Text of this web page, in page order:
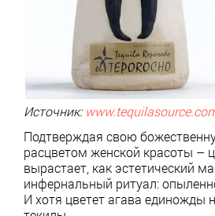
Источник:www
Подтверждая свою
расцветом женской красоты –
вырастает, как эстетический
инфернальный ритуал:
И хотя цветет агава единожды